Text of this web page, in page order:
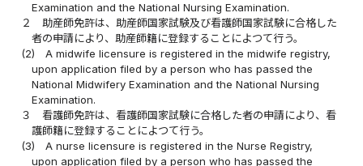
Examination and the National Nursing Examination.
２
助産師免許は、助産師国家試験及び看護師国家試験に合格した
者の申請により、助産師籍に登録することによつて行う。
(2)
A midwife licensure is registered in the midwife registry,
upon application filed by a person who has passed the
National Midwifery Examination and the National Nursing
Examination.
３
看護師免許は、看護師国家試験に合格した者の申請により、看
護師籍に登録することによつて行う。
(3)
A nurse licensure is registered in the Nurse Registry,
upon application filed by a person who has passed the